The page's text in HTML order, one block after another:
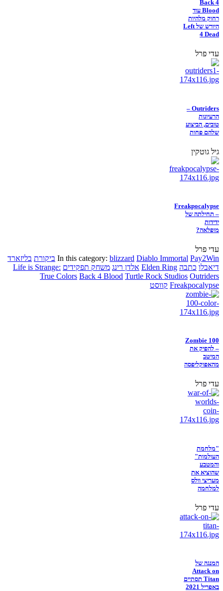
Back 4
Blood עוד
רחוק מלהיות
היורש של Left
4 Dead
עדי פרל
Outriders –
הרעיונות
טובים, הביצוע
שלהם פחות
גיל גוטקין
Freakpocalypse
– תחילתה של
ידידות
מופלאה?
עדי פרל
In this category: blizzard Diablo Immortal Pay2Win ביקורת בליזארד
דיאבלו כתבה Elden Ring אלדן רינג משחק תפקידים Life is Strange:
True Colors Back 4 Blood Turtle Rock Studios Outriders
Freakpocalypse קווסט
Zombie 100
– להפיק את
המיטב
מהאפוקליפסה
עדי פרל
"מלחמת
העולמות"
והמטבע
שהוציא את
מעריצי וולס
למלחמה
עדי פרל
המנגה של
Attack on
Titan תסתיים
באפריל 2021